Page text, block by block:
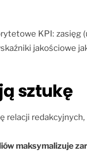
KPI:
jakościowe
sztukę
maksymalizuje